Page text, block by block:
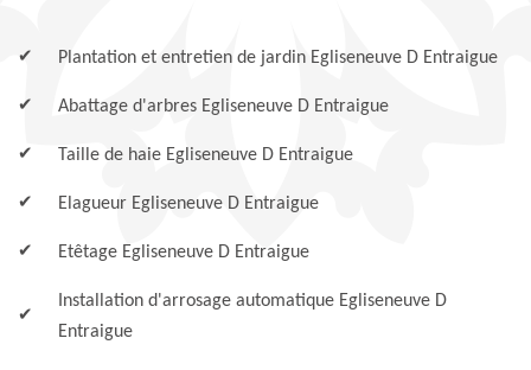
Plantation et entretien de jardin Egliseneuve D Entraigue
Abattage d'arbres Egliseneuve D Entraigue
Taille de haie Egliseneuve D Entraigue
Elagueur Egliseneuve D Entraigue
Etêtage Egliseneuve D Entraigue
Installation d'arrosage automatique Egliseneuve D
Entraigue